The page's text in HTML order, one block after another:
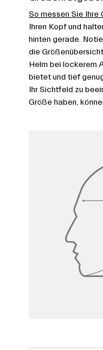
So messen Sie Ihre
Ihren Kopf und
hinten gerade.
die
Helm bei lockerem
bietet und tief
Ihr Sichtfeld zu
Größe haben,